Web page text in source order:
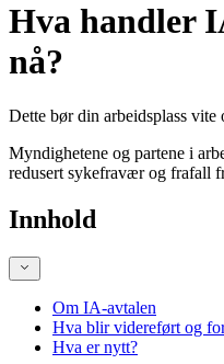
Hva handler
nå?
Dette bør din arbeidsplass vite
Myndighetene og partene i
redusert sykefravær og frafall
Innhold
Om IA-avtalen
Hva blir videreført og
Hva er nytt?